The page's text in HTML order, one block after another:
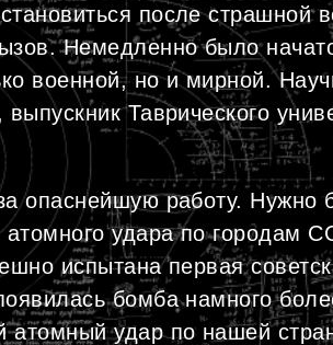
после
Немедленно было
военной, но и мирной.
Таврического
опаснейшую работу. Нужно
удара по городам
испытана первая
бомба намного
атомный удар по нашей